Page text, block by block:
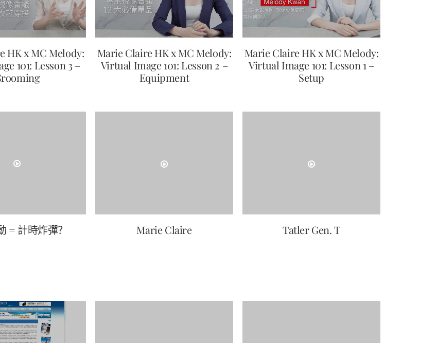
HK x MC Melody:
101: Lesson 3 –
Marie Claire HK x MC Melody:
Virtual Image 101: Lesson 2 –
Equipment
Marie Claire HK x MC Melody:
Virtual Image 101: Lesson 1 –
Setup
= 計時炸彈？ Marie Claire Tatler Gen. T